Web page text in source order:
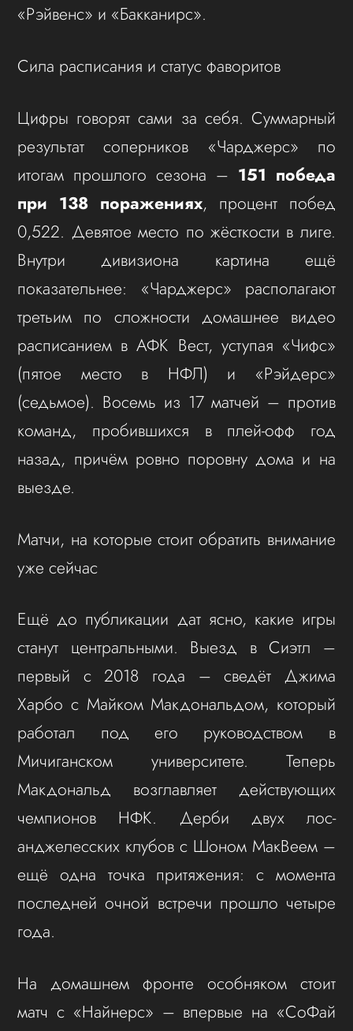
«Рэйвенс» и «Бакканирс».
Сила расписания и статус фаворитов
Цифры говорят сами за себя. Суммарный
результат соперников «Чарджерс» по
итогам прошлого сезона – 151 победа
при 138 поражениях, процент побед
0,522. Девятое место по жёсткости в лиге.
Внутри дивизиона картина ещё
показательнее: «Чарджерс» располагают
третьим по сложности домашнее видео
расписанием в АФК Вест, уступая «Чифс»
(пятое место в НФЛ) и «Рэйдерс»
(седьмое). Восемь из 17 матчей – против
команд, пробившихся в плей-офф год
назад, причём ровно поровну дома и на
выезде.
Матчи, на которые стоит обратить внимание
уже сейчас
Ещё до публикации дат ясно, какие игры
станут центральными. Выезд в Сиэтл –
первый с 2018 года – сведёт Джима
Харбо с Майком Макдональдом, который
работал под его руководством в
Мичиганском университете. Теперь
Макдональд возглавляет действующих
чемпионов НФК. Дерби двух лос-
анджелесских клубов с Шоном МакВеем –
ещё одна точка притяжения: с момента
последней очной встречи прошло четыре
года.
На домашнем фронте особняком стоит
матч с «Найнерс» – впервые на «СоФай